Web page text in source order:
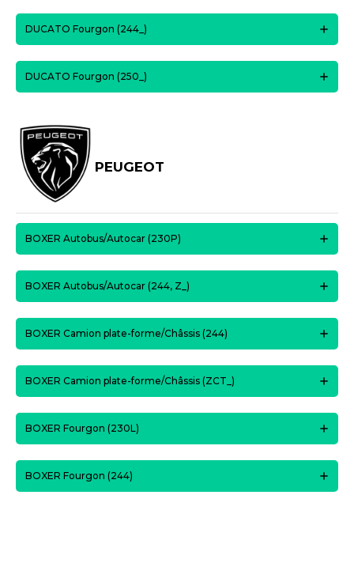
DUCATO Fourgon (244_)
DUCATO Fourgon (250_)
PEUGEOT
BOXER Autobus/Autocar (230P)
BOXER Autobus/Autocar (244, Z_)
BOXER Camion plate-forme/Châssis (244)
BOXER Camion plate-forme/Châssis (ZCT_)
BOXER Fourgon (230L)
BOXER Fourgon (244)